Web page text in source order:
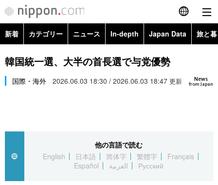
English
简体字
繁體字
العربية
新着 カテゴリー ニュース In-depth Japan Data 旅と
政治・外交
経済・ビジネス
社会
文化
科学・技術
Images
お知らせ
韓国統一選、大半の首長選で与党優勢
News
from Japan
国際・海外 2026.06.03 18:30 / 2026.06.03 18:47 更新
他の言語で読む
English
日本語 简体字 繁體字
Français
Español
العربية Русский